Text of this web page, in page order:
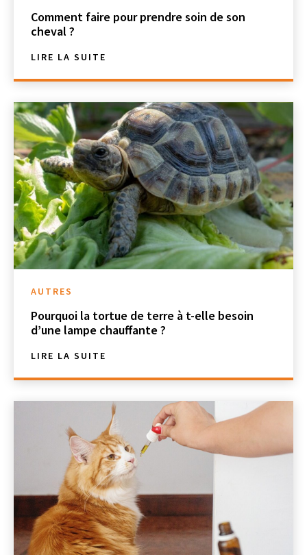
Comment faire pour prendre soin de son
cheval ?
LIRE LA SUITE
AUTRES
Pourquoi la tortue de terre à t-elle besoin
d’une lampe chauffante ?
LIRE LA SUITE